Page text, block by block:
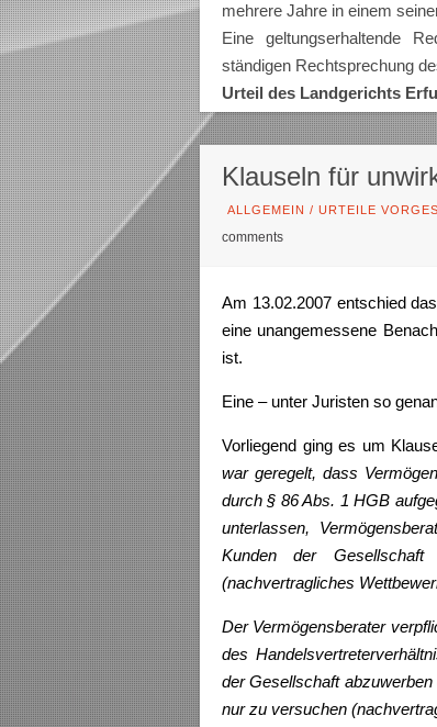
mehrere Jahre in einem
Eine geltungserhaltende
ständigen Rechtsprechung
Urteil des Landgerichts
Klauseln für
ALLGEMEIN / URTEILE
comments
Am 13.02.2007 entschied
eine unangemessene
ist.
Eine – unter Juristen so
Vorliegend ging es um
war geregelt, dass
durch § 86 Abs. 1 HGB
unterlassen,
Kunden der
(nachvertragliches
Der Vermögensberater
des
der Gesellschaft
nur zu versuchen